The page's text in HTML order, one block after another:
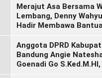
Merajut Asa Bersama
Lembang, Denny
Hadir Membawa
Menyalakan Semangat
Generasi Muda
Anggota DPRD
Bandung Angie
Goenadi Go S.Ked.M.HI,